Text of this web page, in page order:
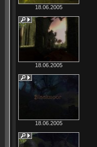
18.06.2005
18.06.2005
18.06.2005